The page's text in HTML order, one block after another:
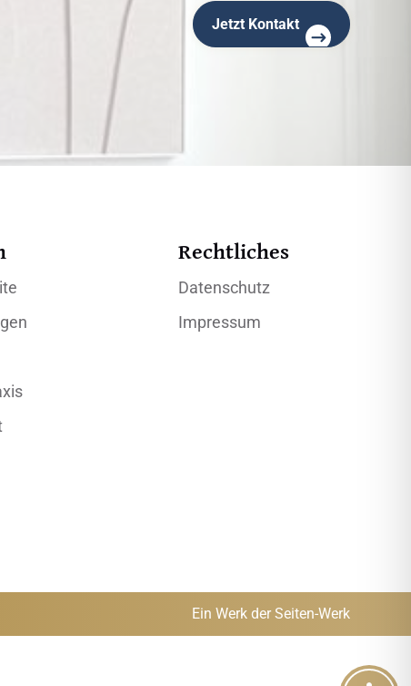
Jetzt Kontakt
Rechtliches
Datenschutz
Impressum
Ein Werk der Seiten-Werk